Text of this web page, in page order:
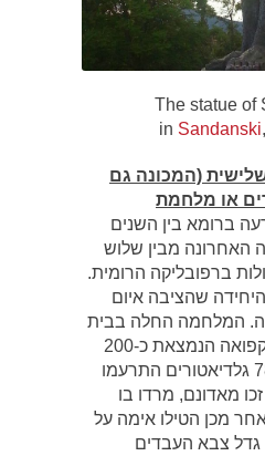
The statue of
in Sandanski,
(המכונה גם
או מלחמת
ברומא בין השנים
האחרונה מבין שלוש
ברפובליקה הרומית.
שהציבה איום
המלחמה החלה בבית
ספר לגלדיאטורים בקפואה הנמצאת כ-200
ק"מ מרומא, כאשר 78 גלדיאטורים התרעמו
מאדונם, מרדו בו
מכן הטילו אימה על
גדל צבא העבדים